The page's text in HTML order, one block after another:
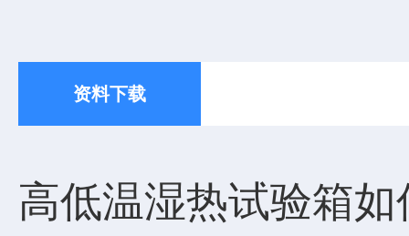
资料下载
高低温湿热试验箱